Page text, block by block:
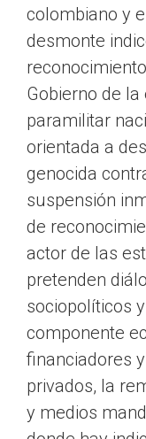
colombiano y
desmonte
Gobierno de
paramilitar
orientada a
genocida
suspensión
de
actor de las
pretenden
sociopolíticos
componente
financiadores
privados, la
y medios